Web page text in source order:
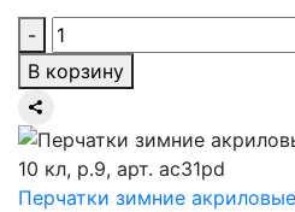
-
В корзину
Перчатки зимние